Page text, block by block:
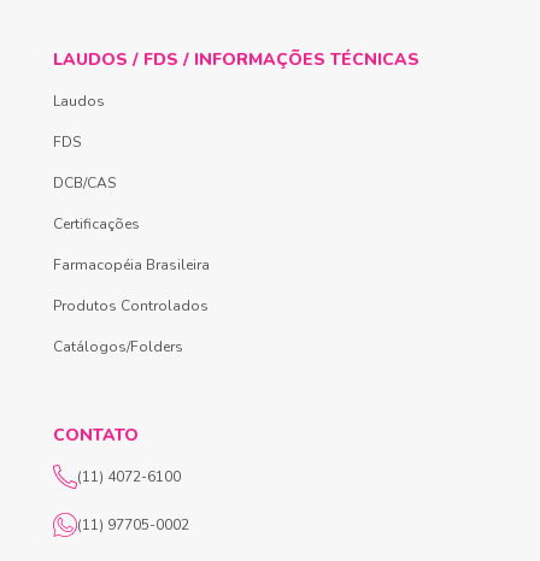
LAUDOS / FDS / INFORMAÇÕES TÉCNICAS
Laudos
FDS
DCB/CAS
Certificações
Farmacopéia Brasileira
Produtos Controlados
Catálogos/Folders
CONTATO
(11) 4072-6100
(11) 97705-0002